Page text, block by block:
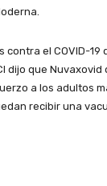
el COVID-19
dijo que
a los adultos
recibir una